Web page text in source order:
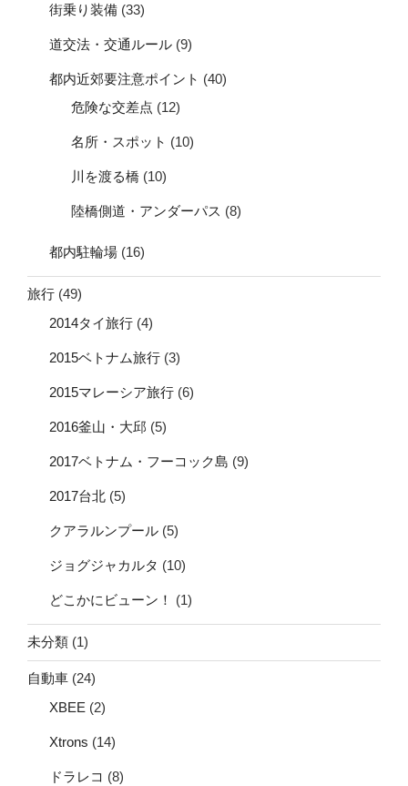
街乗り装備 (33)
道交法・交通ルール (9)
都内近郊要注意ポイント (40)
危険な交差点 (12)
名所・スポット (10)
川を渡る橋 (10)
陸橋側道・アンダーパス (8)
都内駐輪場 (16)
旅行 (49)
2014タイ旅行 (4)
2015ベトナム旅行 (3)
2015マレーシア旅行 (6)
2016釜山・大邱 (5)
2017ベトナム・フーコック島 (9)
2017台北 (5)
クアラルンプール (5)
ジョグジャカルタ (10)
どこかにビューン！ (1)
未分類 (1)
自動車 (24)
XBEE (2)
Xtrons (14)
ドラレコ (8)